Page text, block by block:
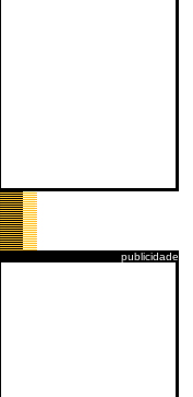
publicidade